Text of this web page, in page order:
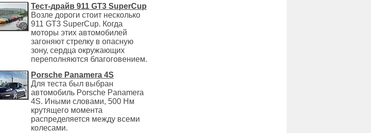
Тест-драйв 911 GT3 SuperCup
Возле дороги стоит несколько
911 GT3 SuperCup. Когда
моторы этих автомобилей
загоняют стрелку в опасную
зону, сердца окружающих
переполняются благоговением.
Porsche Panamera 4S
Для теста был выбран
автомобиль Porsche Panamera
4S. Иными словами, 500 Нм
крутящего момента
распределяется между всеми
колесами.